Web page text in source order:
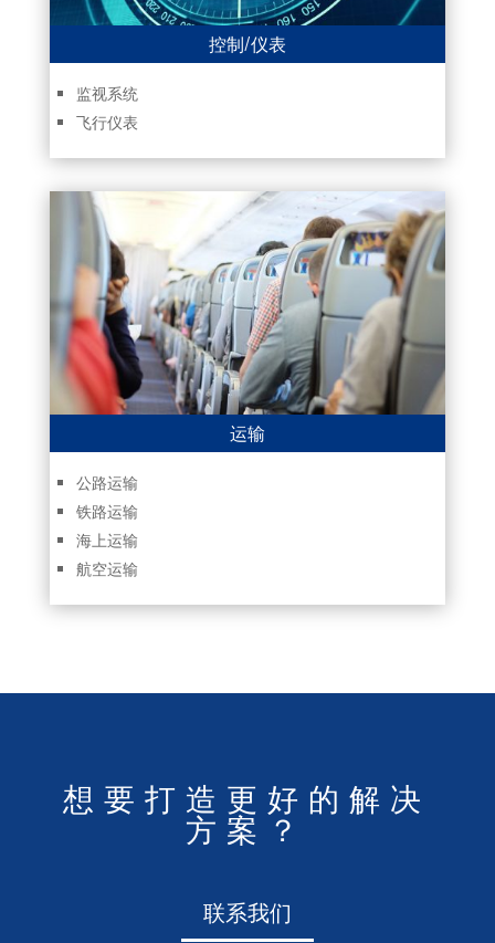
控制/仪表
监视系统
飞行仪表
运输
公路运输
铁路运输
海上运输
航空运输
想要打造更好的解决
方案？
联系我们